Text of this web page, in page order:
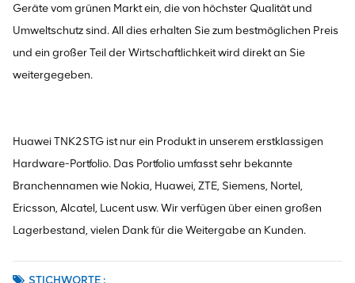
Geräte vom grünen Markt ein, die von höchster Qualität und
Umweltschutz sind. All dies erhalten Sie zum bestmöglichen Preis
und ein großer Teil der Wirtschaftlichkeit wird direkt an Sie
weitergegeben.
Huawei TNK2STG ist nur ein Produkt in unserem erstklassigen
Hardware-Portfolio. Das Portfolio umfasst sehr bekannte
Branchennamen wie Nokia, Huawei, ZTE, Siemens, Nortel,
Ericsson, Alcatel, Lucent usw. Wir verfügen über einen großen
Lagerbestand, vielen Dank für die Weitergabe an Kunden.